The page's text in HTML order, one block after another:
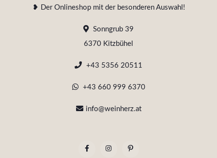
❥ Der Onlineshop mit der besonderen Auswahl!
Sonngrub 39
6370 Kitzbühel
+43 5356 20511
+43 660 999 6370
info@weinherz.at